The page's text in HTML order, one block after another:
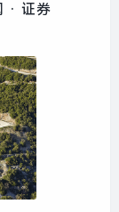
· 证券